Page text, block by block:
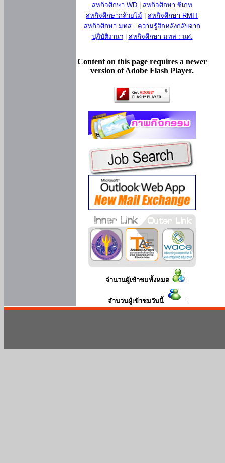
สหกิจศึกษา WD
สหกิจศึกษา ซีเกท
สหกิจศึกษากล้วยไม้
สหกิจศึกษา RMIT
สหกิจศึกษา มทส : ความรู้สึกหลังกลับจาก
ปฏิบัติงานฯ| สหกิจศึกษา มทส : นศ.
Content on this page requires a newer
version of Adobe Flash Player.
จำนวนผู้เข้าชมทั้งหมด :
จำนวนผู้เข้าชมวันนี้ :